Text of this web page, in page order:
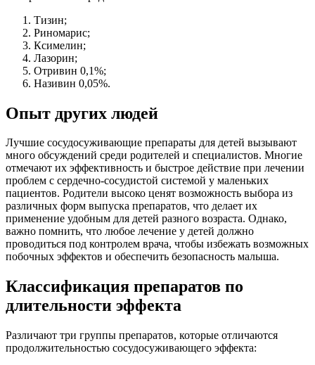
Тизин;
Риномарис;
Ксимелин;
Лазорин;
Отривин 0,1%;
Називин 0,05%.
Опыт других людей
Лучшие сосудосуживающие препараты для детей вызывают
много обсуждений среди родителей и специалистов. Многие
отмечают их эффективность и быстрое действие при лечении
проблем с сердечно-сосудистой системой у маленьких
пациентов. Родители высоко ценят возможность выбора из
различных форм выпуска препаратов, что делает их
применение удобным для детей разного возраста. Однако,
важно помнить, что любое лечение у детей должно
проводиться под контролем врача, чтобы избежать возможных
побочных эффектов и обеспечить безопасность малыша.
Классификация препаратов по
длительности эффекта
Различают три группы препаратов, которые отличаются
продолжительностью сосудосуживающего эффекта: